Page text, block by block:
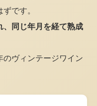
です。
、同じ年月を経て熟成
のヴィンテージワイン